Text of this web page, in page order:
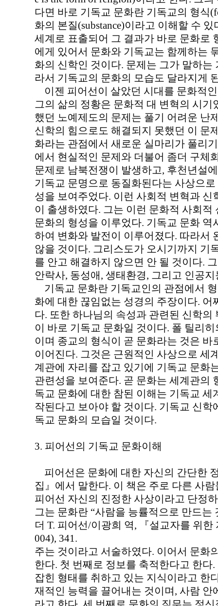
다면 바로 기독교 문화란 기독교의 형식
화의 본질(substance)이라고 이해할 수
세계로 표출되어 그 결과가 바로 문화로
에게 있어서 문화와 기독교는 함께하는
화의 신학인 것이다. 문제는 그가 말하
라서 기독교의 문화의 모습도 달라지게
이젠 피어선이 살았던 시대를 문화적
그의 삶의 정황은 문화적 대 변혁의 시
했던 노예제도의 문제는 풀기 어려운 난
신학의 힘으로도 해결되지 못했던 이 문
화라는 관점에서 새로운 실마리가 풀리
에서 현실적인 문제와 더불어 좀더 구체
문제로 남북전쟁이 발생하고, 후천년설
기독교 문명으로 동질화된다는 사상으
성을 보여주었다. 이런 사회적 변혁과
이 출생하였다. 그는 이런 문화적 사회
문화의 형성을 이루었다. 기독교 문화
하여 변화와 발전이 이루어졌다. 따라서
않을 것이다. 그리스도가 오시기까지 기
를 안고 해결하지 않으면 안 될 것이다.
안락사, 동성애, 생태환경, 그리고 인공지
기독교 문화란 기독교인의 관점에서
화에 대한 끊임없는 성경의 주장이다.
다. 또한 하나님의 속성과 관련된 신학의
이 바로 기독교 문화일 것이다. 폴 틸리
이며 종교의 형식이 곧 문화라는 것은
이어진다. 그것은 근원적인 사상으로 세
계관에 자리를 잡고 있기에 기독교 문화
관련성을 보여준다. 곧 문화는 세계관의
독교 문화에 대한 참된 이해는 기독교
작된다고 보아야 할 것이다. 기독교 신학
독교 문화의 모습일 것이다.
3. 피어선의 기독교 문화이해
피어선은 문화에 대한 자신의 간단한
집』에서 말한다. 이 책은 주로 다른 사
피어선 자신의 진정한 사상이라고 단정
그는 문화란 “사람을 능률적으로 만드는
더 T. 피어선/이광희 역, 『설교자를 위
004), 341.
주는 것이라고 서술하였다. 이어서 문화
한다. 첫 번째로 정보를 축적한다고 한다
잡힌 형태를 취하고 있는 지식이라고 한
재적인 능력을 끌어내는 것이며, 사람 안